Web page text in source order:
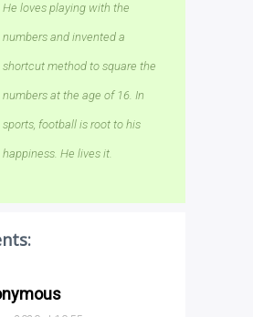
He loves playing with the
numbers and invented a
shortcut method to square the
numbers at the age of 16. In
sports, football is root to his
happiness. He lives it.